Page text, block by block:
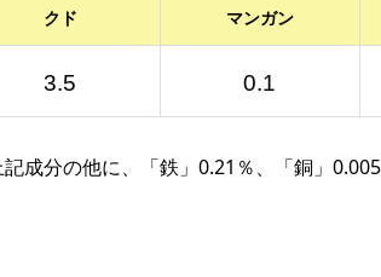
クド マンガン
3.5 0.1
記成分の他に、「鉄」0.21％、「銅」